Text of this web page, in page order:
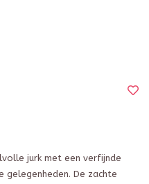
jurk met een verfijnde
De zachte